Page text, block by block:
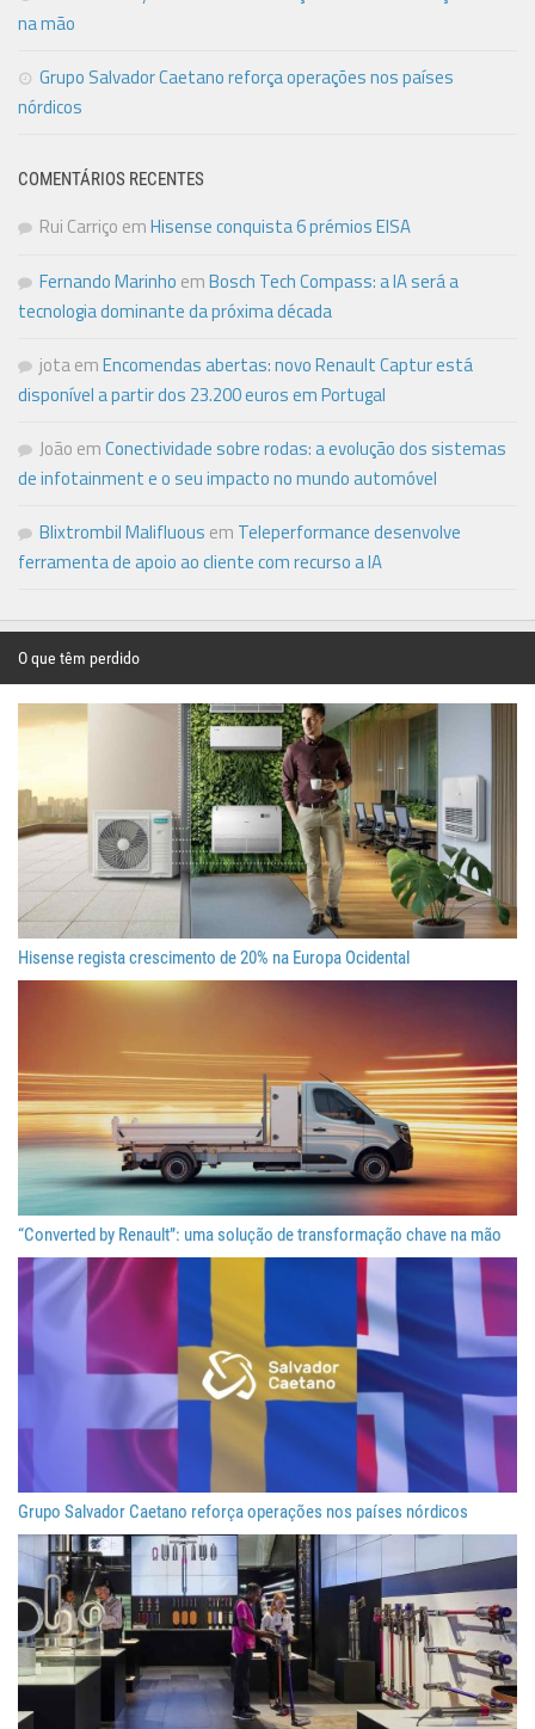
na mão
Grupo Salvador Caetano reforça operações nos países
nórdicos
COMENTÁRIOS RECENTES
Rui Carriço emHisense conquista 6 prémios EISA
Fernando Marinho emBosch Tech Compass: a IA será a
tecnologia dominante da próxima década
jotaemEncomendas abertas: novo Renault Captur está
disponível a partir dos 23.200 euros em Portugal
João emConectividade sobre rodas: a evolução dos sistemas
de infotainment e o seu impacto no mundo automóvel
Blixtrombil Malifluous em Teleperformance desenvolve
ferramenta de apoio ao cliente com recurso a IA
O que têm perdido
Hisense regista crescimento de 20% na Europa Ocidental
“Converted by Renault”: uma solução de transformação chave na mão
Grupo Salvador Caetano reforça operações nos países nórdicos